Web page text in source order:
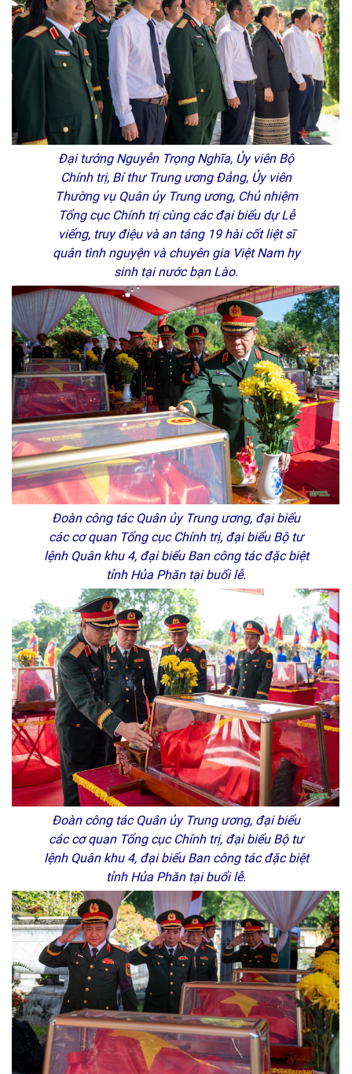
Đại tướng Nguyễn Trọng Nghĩa, Ủy viên Bộ
Chính trị, Bí thư Trung ương Đảng, Ủy viên
Thường vụ Quân ủy Trung ương, Chủ nhiệm
Tổng cục Chính trị cùng các đại biểu dự Lễ
viếng, truy điệu và an táng 19 hài cốt liệt sĩ
quân tình nguyện và chuyên gia Việt Nam hy
sinh tại nước bạn Lào.
Đoàn công tác Quân ủy Trung ương, đại biểu
các cơ quan Tổng cục Chính trị, đại biểu Bộ tư
lệnh Quân khu 4, đại biểu Ban công tác đặc biệt
tỉnh Hủa Phăn tại buổi lễ.
Đoàn công tác Quân ủy Trung ương, đại biểu
các cơ quan Tổng cục Chính trị, đại biểu Bộ tư
lệnh Quân khu 4, đại biểu Ban công tác đặc biệt
tỉnh Hủa Phăn tại buổi lễ.